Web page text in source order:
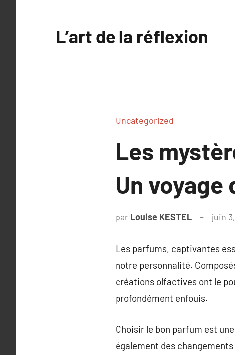
L’art de la réflexion
Uncategorized
Les
Un voyage
par Louise KESTEL juin
Les parfums, captivantes
notre personnalité.
créations olfactives ont le
profondément enfouis.
Choisir le bon parfum est
également des